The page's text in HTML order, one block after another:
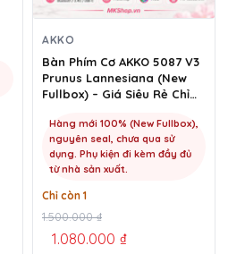
AKKO
Bàn Phím Cơ AKKO 5087 V3
Prunus Lannesiana (New
Fullbox) – Giá Siêu Rẻ Chỉ
Hàng mới 100% (New Fullbox),
nguyên seal, chưa qua sử
dụng. Phụ kiện đi kèm đầy đủ
từ nhà sản xuất.
Chỉ còn 1
1.500.000₫
Giá
gốc
1.080.000 ₫
Giá
hiện